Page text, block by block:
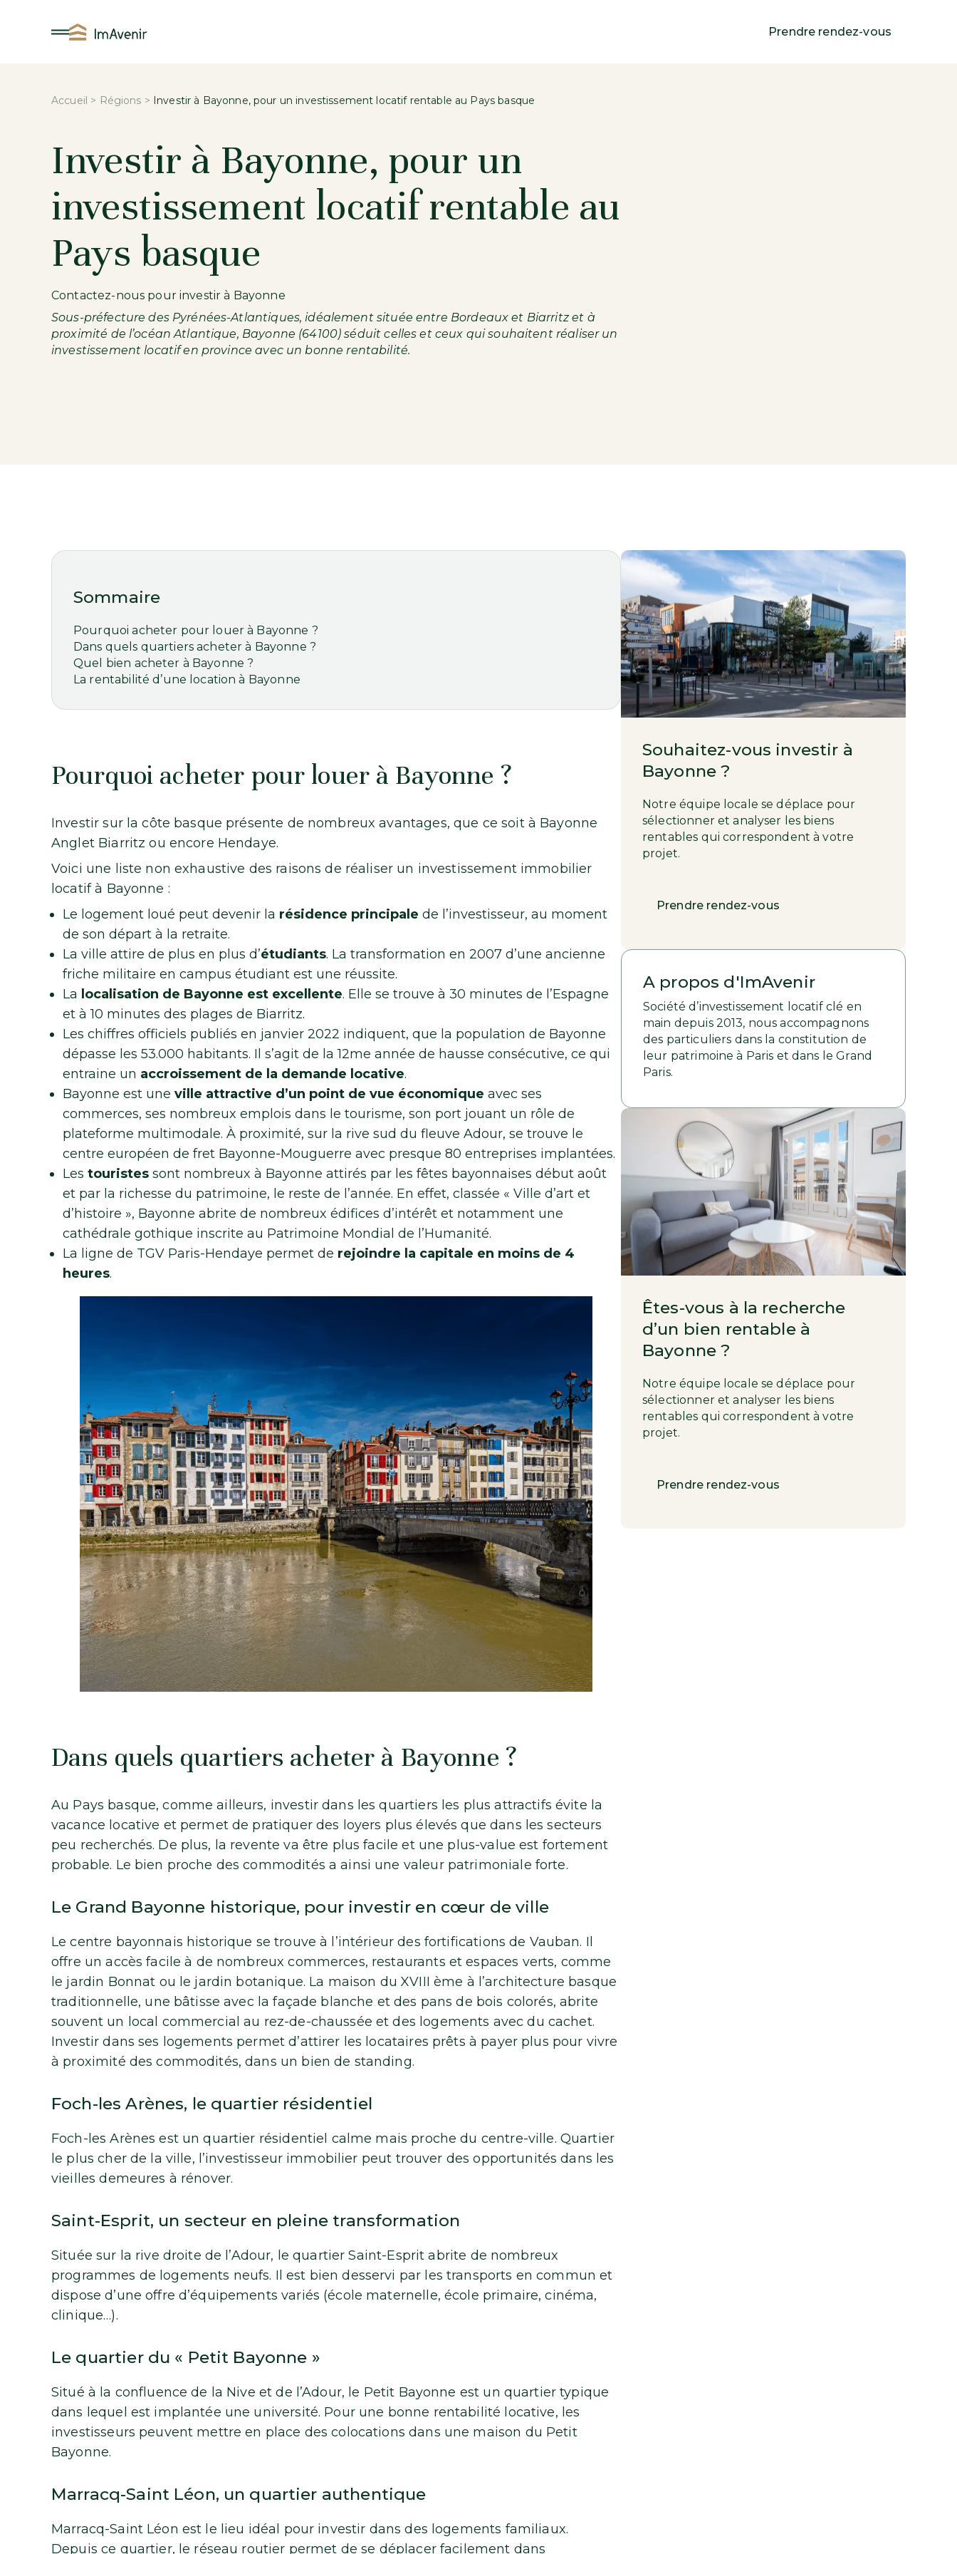
Prendre rendez-vous
Accueil > Régions > Investir à Bayonne, pour un investissement locatif rentable au Pays basque
Investir à Bayonne, pour un
investissement locatif rentable au
Pays basque
Contactez-nous pour investir à Bayonne
Sous-préfecture des Pyrénées-Atlantiques, idéalement située entre Bordeaux et Biarritz et à
proximité de l’océan Atlantique, Bayonne (64100) séduit celles et ceux qui souhaitent réaliser un
investissement locatif en province avec un bonne rentabilité.
Sommaire
Pourquoi acheter pour louer à Bayonne ?
Dans quels quartiers acheter à Bayonne ?
Quel bien acheter à Bayonne ?
La rentabilité d’une location à Bayonne
Pourquoi acheter pour louer à Bayonne ?
Investir sur la côte basque présente de nombreux avantages, que ce soit à Bayonne
Anglet Biarritz ou encore Hendaye.
Voici une liste non exhaustive des raisons de réaliser un investissement immobilier
locatif à Bayonne :
Le logement loué peut devenir la résidence principale de l’investisseur, au moment
de son départ à la retraite.
La ville attire de plus en plus d’étudiants. La transformation en 2007 d’une ancienne
friche militaire en campus étudiant est une réussite.
La localisation de Bayonne est excellente. Elle se trouve à 30 minutes de l’Espagne
et à 10 minutes des plages de Biarritz.
Les chiffres officiels publiés en janvier 2022 indiquent, que la population de Bayonne
dépasse les 53.000 habitants. Il s’agit de la 12me année de hausse consécutive, ce qui
entraine un accroissement de la demande locative.
Bayonne est une ville attractive d’un point de vue économique avec ses
commerces, ses nombreux emplois dans le tourisme, son port jouant un rôle de
plateforme multimodale. À proximité, sur la rive sud du fleuve Adour, se trouve le
centre européen de fret Bayonne-Mouguerre avec presque 80 entreprises implantées.
Les touristes sont nombreux à Bayonne attirés par les fêtes bayonnaises début août
et par la richesse du patrimoine, le reste de l’année. En effet, classée « Ville d’art et
d’histoire », Bayonne abrite de nombreux édifices d’intérêt et notamment une
cathédrale gothique inscrite au Patrimoine Mondial de l’Humanité.
La ligne de TGV Paris-Hendaye permet de rejoindre la capitale en moins de 4
heures.
Dans quels quartiers acheter à Bayonne ?
Au Pays basque, comme ailleurs, investir dans les quartiers les plus attractifs évite la
vacance locative et permet de pratiquer des loyers plus élevés que dans les secteurs
peu recherchés. De plus, la revente va être plus facile et une plus-value est fortement
probable. Le bien proche des commodités a ainsi une valeur patrimoniale forte.
Le Grand Bayonne historique, pour investir en cœur de ville
Le centre bayonnais historique se trouve à l’intérieur des fortifications de Vauban. Il
offre un accès facile à de nombreux commerces, restaurants et espaces verts, comme
le jardin Bonnat ou le jardin botanique. La maison du XVIII ème à l’architecture basque
traditionnelle, une bâtisse avec la façade blanche et des pans de bois colorés, abrite
souvent un local commercial au rez-de-chaussée et des logements avec du cachet.
Investir dans ses logements permet d’attirer les locataires prêts à payer plus pour vivre
à proximité des commodités, dans un bien de standing.
Foch-les Arènes, le quartier résidentiel
Foch-les Arènes est un quartier résidentiel calme mais proche du centre-ville. Quartier
le plus cher de la ville, l’investisseur immobilier peut trouver des opportunités dans les
vieilles demeures à rénover.
Saint-Esprit, un secteur en pleine transformation
Située sur la rive droite de l’Adour, le quartier Saint-Esprit abrite de nombreux
programmes de logements neufs. Il est bien desservi par les transports en commun et
dispose d’une offre d’équipements variés (école maternelle, école primaire, cinéma,
clinique…).
Le quartier du « Petit Bayonne »
Situé à la confluence de la Nive et de l’Adour, le Petit Bayonne est un quartier typique
dans lequel est implantée une université. Pour une bonne rentabilité locative, les
investisseurs peuvent mettre en place des colocations dans une maison du Petit
Bayonne.
Marracq-Saint Léon, un quartier authentique
Marracq-Saint Léon est le lieu idéal pour investir dans des logements familiaux.
Depuis ce quartier, le réseau routier permet de se déplacer facilement dans
Souhaitez-vous investir à
Bayonne ?
Notre équipe locale se déplace pour
sélectionner et analyser les biens
rentables qui correspondent à votre
projet.
Prendre rendez-vous
A propos d'ImAvenir
Société d’investissement locatif clé en
main depuis 2013, nous accompagnons
des particuliers dans la constitution de
leur patrimoine à Paris et dans le Grand
Paris.
Êtes-vous à la recherche
d’un bien rentable à
Bayonne ?
Notre équipe locale se déplace pour
sélectionner et analyser les biens
rentables qui correspondent à votre
projet.
Prendre rendez-vous